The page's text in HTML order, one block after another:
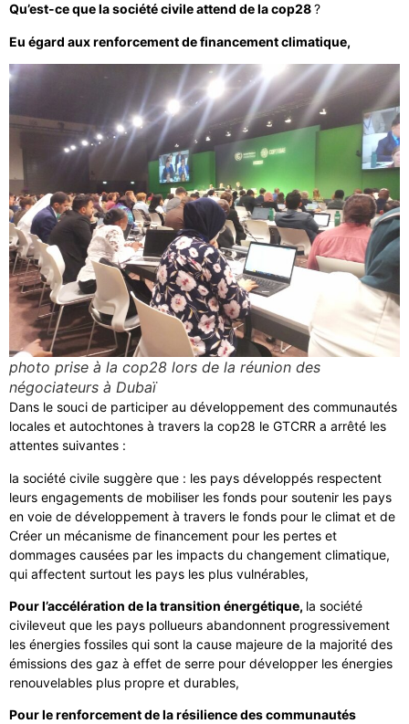
Qu’est-ce que la société civile attend de la cop28?
Eu égard aux renforcement de financement climatique,
photo prise à la cop28 lors de la réunion des
négociateurs à Dubaï
Dans le souci de participer au développement des communautés
locales et autochtones à travers la cop28 le GTCRR a arrêté les
attentes suivantes :
la société civile suggère que : les pays développés respectent
leurs engagements de mobiliser les fonds pour soutenir les pays
en voie de développement à travers le fonds pour le climat et de
Créer un mécanisme de financement pour les pertes et
dommages causées par les impacts du changement climatique,
qui affectent surtout les pays les plus vulnérables,
Pour l’accélération de la transition énergétique, la société
civileveut que les pays pollueurs abandonnent progressivement
les énergies fossiles qui sont la cause majeure de la majorité des
émissions des gaz à effet de serre pour développer les énergies
renouvelables plus propre et durables,
Pour le renforcement de la résilience des communautés